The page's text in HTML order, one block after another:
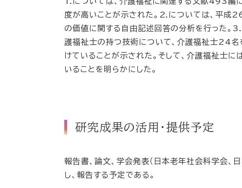
度が高いことが示された。2.については、平
の価値に関する自由記述回答の分析を行った。
護福祉士の持つ技術について、介護福祉士24名
けていることが示された。そして、介護福祉士
いることを明らかにした。
研究成果の活用・提供予定
報告書、論文、学会発表（日本老年社会科学会
し、報告する予定である。